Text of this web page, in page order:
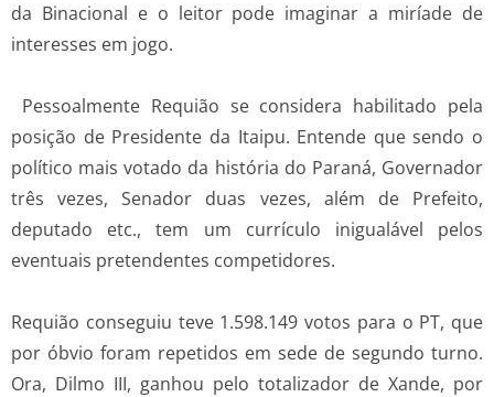
da Binacional e o leitor pode imaginar a miríade de
interesses em jogo.
Pessoalmente Requião se considera habilitado pela
posição de Presidente da Itaipu. Entende que sendo o
político mais votado da história do Paraná, Governador
três vezes, Senador duas vezes, além de Prefeito,
deputado etc., tem um currículo inigualável pelos
eventuais pretendentes competidores.
Requião conseguiu teve 1.598.149 votos para o PT, que
por óbvio foram repetidos em sede de segundo turno.
Ora, Dilmo III, ganhou pelo totalizador de Xande, por